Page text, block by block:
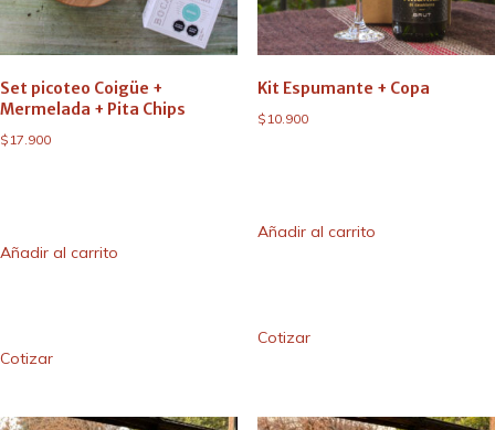
Set picoteo Coigüe +
Mermelada + Pita Chips
$17.900
Añadir al carrito
Cotizar
Kit Espumante + Copa
$10.900
Añadir al carrito
Cotizar